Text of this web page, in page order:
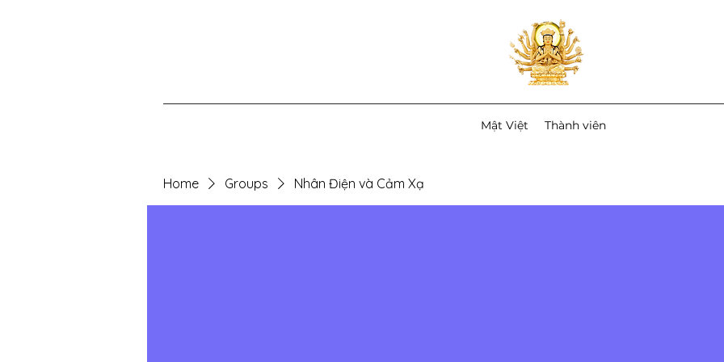
Mật Việt Thành viên
Home Groups Nhân Điện và Cảm Xạ